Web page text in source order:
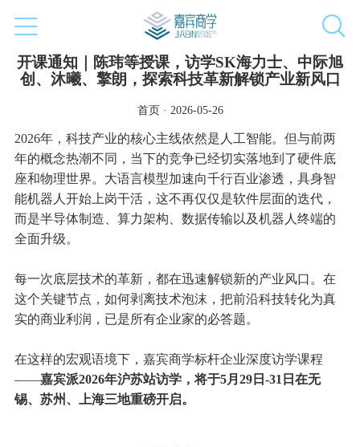
开课通知｜陈玮等授课，访学SK海力士、中际旭
创、沐曦、擎朗，探索科技革新解锁产业新风口
首页 · 2026-05-26
2026年，科技产业的核心主线依然是人工智能。但与前两
年的概念热潮不同，当下的竞争已经切实落地到了硬件底
座和物理世界。大语言模型加速向千行百业渗透，具身智
能机器人开始上岗干活，这不再仅仅是软件层面的迭代，
而是半导体制造、算力架构、数据传输以及机器人终端的
全面升级。
每一次底层技术的革新，都在迅速解锁新的产业风口。在
这个关键节点，如何剥离技术泡沫，把前沿科技转化为真
实的商业利润，已是所有企业家的必答题。
在这样的宏观语境下，嘉宾商学标杆企业深度访学课程
——嘉宾派2026年沪苏站访学，将于5月29日-31日在无
锡、苏州、上海三地重磅开启。